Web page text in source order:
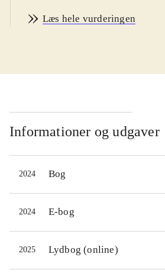
kender, men består af
konstant på flugt fra
alle zombierne. Da en flok
redder en dreng fra at blive
menneskerne, starter en vild
forfølgelse. Zombierne, som
følelser og som ikke ønsker
menneskerne ondt og egentlig
vil leve i fred i naturen, må
"Zombiejagt" er en anderledes
Læs hele vurderingen
Informationer og udgaver
2024 Bog
2024 E-bog
2025 Lydbog (online)